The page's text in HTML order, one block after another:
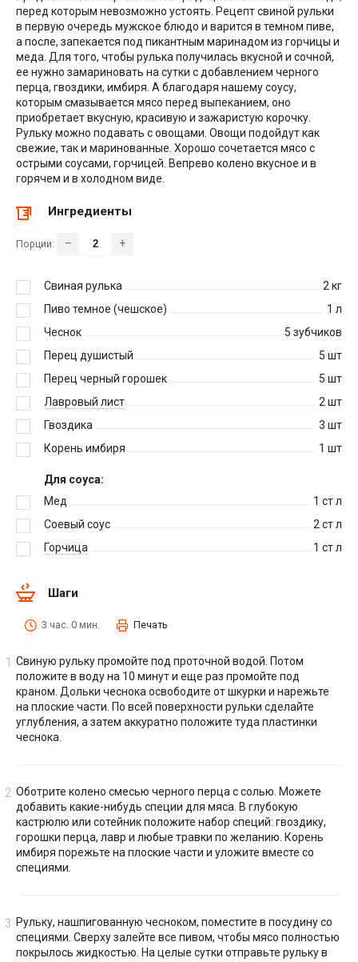
перед которым невозможно устоять. Рецепт свиной рульки
в первую очередь мужское блюдо и варится в темном пиве,
а после, запекается под пикантным маринадом из горчицы и
меда. Для того, чтобы рулька получилась вкусной и сочной,
ее нужно замариновать на сутки с добавлением черного
перца, гвоздики, имбиря. А благодаря нашему соусу,
которым смазывается мясо перед выпеканием, оно
приобретает вкусную, красивую и зажаристую корочку.
Рульку можно подавать с овощами. Овощи подойдут как
свежие, так и маринованные. Хорошо сочетается мясо с
острыми соусами, горчицей. Вепрево колено вкусное и в
горячем и в холодном виде.
Ингредиенты
Порции: – +
Свиная рулька 2 кг
Пиво темное (чешское)
1 л
Чеснок
5 зубчиков
Перец душистый
5 шт
Перец черный горошек
5 шт
Лавровый лист
2 шт
Гвоздика
3 шт
Корень имбиря
1 шт
Для соуса:
Мед
1 ст л
Соевый соус
2 ст л
Горчица
1 ст л
Шаги
3 час. 0 мин. Печать
Свиную рульку промойте под проточной водой. Потом
положите в воду на 10 минут и еще раз промойте под
краном. Дольки чеснока освободите от шкурки и нарежьте
на плоские части. По всей поверхности рульки сделайте
углубления, а затем аккуратно положите туда пластинки
чеснока.
Оботрите колено смесью черного перца с солью. Можете
добавить какие-нибудь специи для мяса. В глубокую
кастрюлю или сотейник положите набор специй: гвоздику,
горошки перца, лавр и любые травки по желанию. Корень
имбиря порежьте на плоские части и уложите вместе со
специями.
Рульку, нашпигованную чесноком, поместите в посудину со
специями. Сверху залейте все пивом, чтобы мясо полностью
покрылось жидкостью. На целые сутки отправьте рульку в